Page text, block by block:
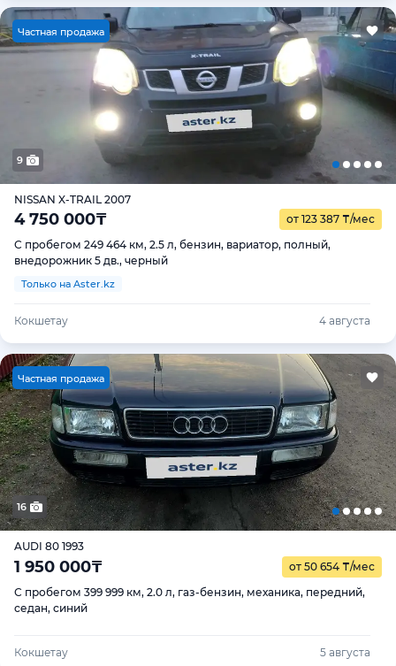
Частная продажа
9
NISSAN X-TRAIL 2007
4 750 000₸ от 123 387 ₸/мес
С пробегом 249 464 км, 2.5 л, бензин, вариатор, полный,
внедорожник 5 дв., черный
Только на Aster.kz
Кокшетау 4 августа
Частная продажа
16
AUDI 80 1993
1 950 000₸ от 50 654 ₸/мес
С пробегом 399 999 км, 2.0 л, газ-бензин, механика, передний,
седан, синий
Кокшетау 5 августа